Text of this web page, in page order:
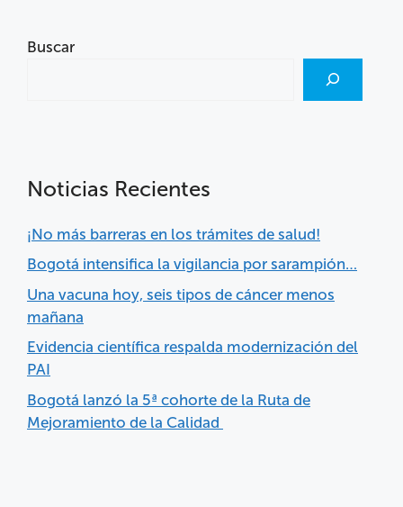
Buscar
Noticias Recientes
¡No más barreras en los trámites de salud!
Bogotá intensifica la vigilancia por sarampión…
Una vacuna hoy, seis tipos de cáncer menos
mañana
Evidencia científica respalda modernización del
PAI
Bogotá lanzó la 5ª cohorte de la Ruta de
Mejoramiento de la Calidad